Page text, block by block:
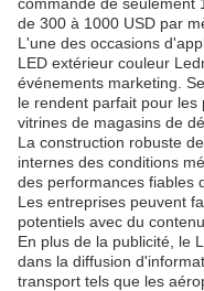
de 300 à 1000 USD par
L'une des occasions
LED extérieur couleur
événements marketing.
le rendent parfait pour
vitrines de magasins de
La construction robuste
internes des conditions
des performances fiables
Les entreprises peuvent
potentiels avec du
En plus de la publicité, le
dans la diffusion
transport tels que les